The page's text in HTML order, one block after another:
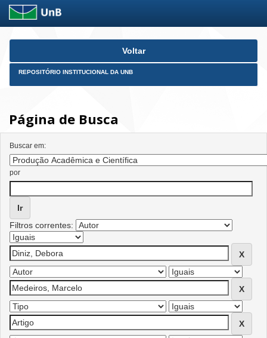
Skip
Voltar
REPOSITÓRIO INSTITUCIONAL DA UNB
Página de Busca
Buscar em:
por
Filtros correntes: